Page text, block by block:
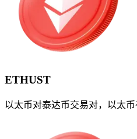
ETHUST
以太币对泰达币交易对，以太